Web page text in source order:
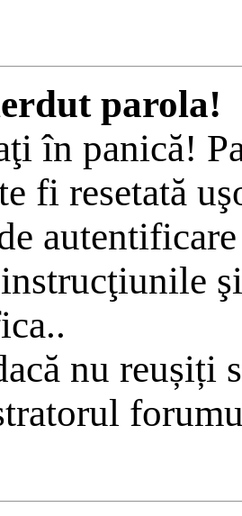
parola!
în panică!
fi resetată
nu reușiți